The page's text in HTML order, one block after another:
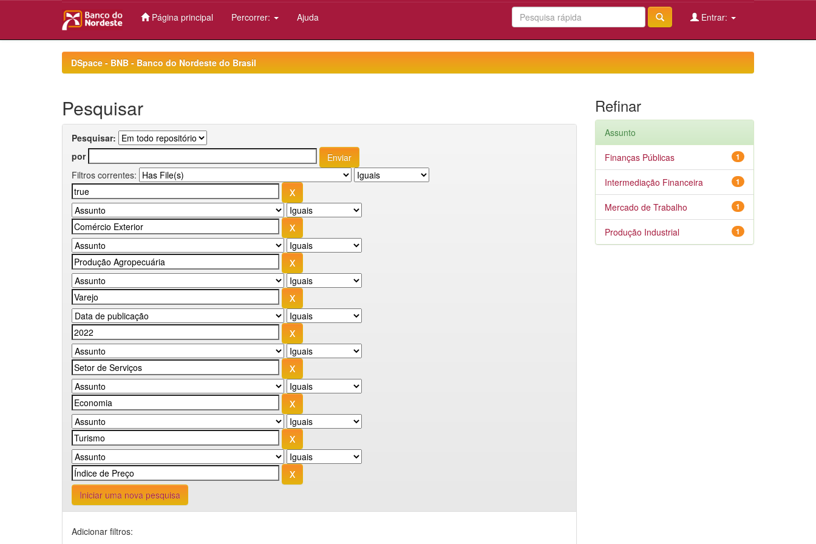
Página principal Percorrer: Ajuda Entrar:
DSpace - BNB - Banco do Nordeste do Brasil
Pesquisar
Pesquisar:
por
Filtros correntes:
Iniciar uma nova pesquisa
Adicionar filtros:
Refinar
Assunto
1
Finanças Públicas
1
Intermediação Financeira
1
Mercado de Trabalho
1
Produção Industrial